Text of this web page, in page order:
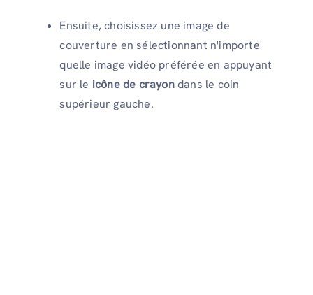
Ensuite, choisissez une image de
couverture en sélectionnant n'importe
quelle image vidéo préférée en appuyant
sur le icône de crayondans le coin
supérieur gauche.